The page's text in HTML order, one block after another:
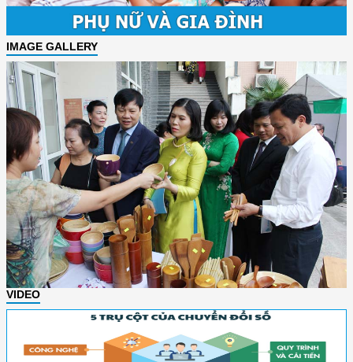
IMAGE GALLERY
VIDEO